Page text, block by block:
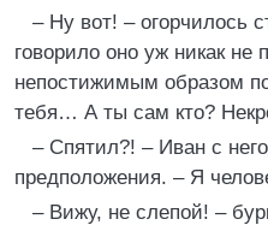
– Ну вот! – огорчилось
говорило оно уж никак не
непостижимым образом
тебя… А ты сам кто?
– Спятил?! – Иван с
предположения. – Я
– Вижу, не слепой! –